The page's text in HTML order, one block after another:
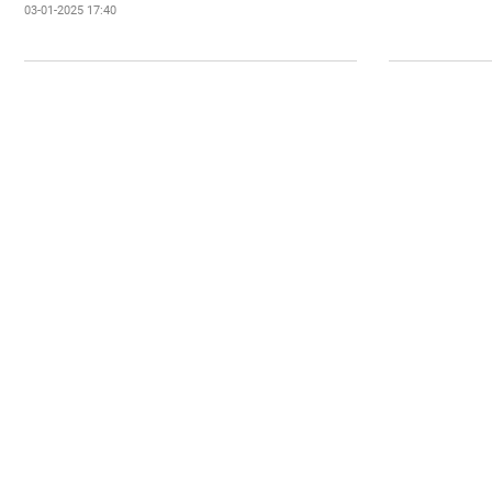
03-01-2025 17:40